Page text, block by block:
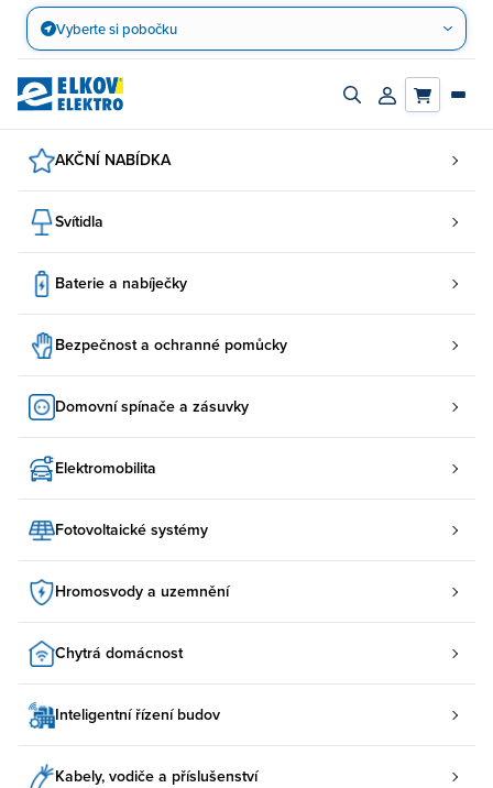
Přejít
obsah
Vyberte si pobočku
Zapnout/vypnout
Přihlásit/
AKČNÍ NABÍDKA
Svítidla
Baterie a nabíječky
Bezpečnost a ochranné pomůcky
Domovní spínače a zásuvky
Elektromobilita
Fotovoltaické systémy
Hromosvody a uzemnění
Chytrá domácnost
Inteligentní řízení budov
Kabely, vodiče a příslušenství